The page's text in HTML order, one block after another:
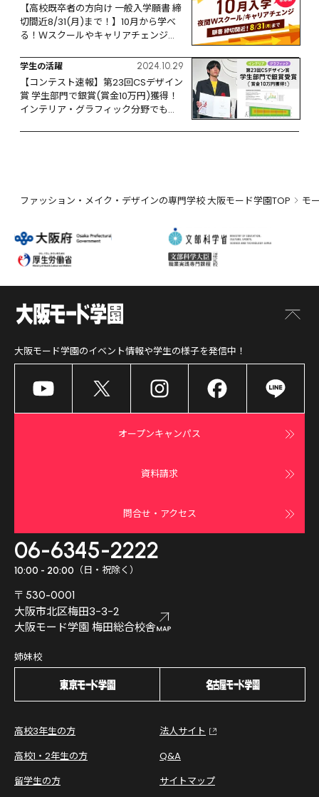
【高校既卒者の方向け 一般入学願書 締
切間近8/31(月)まで！】10月から学べ
る！Ｗスクールやキャリアチェンジな
学生の活躍 2024.10.29
【コンテスト速報】第23回CSデザイン
賞 学生部門で銀賞(賞金10万円)獲得！
インテリア・グラフィック分野でも活
ファッション・メイク・デザインの専門学校 大阪モード学園TOP モ
大阪モード学園のイベント情報や学生の様子を発信中！
オープンキャンパス
資料請求
問合せ・アクセス
06-6345-2222
10:00 - 20:00 （日・祝除く）
〒530-0001
大阪市北区梅田3-3-2
大阪モード学園 梅田総合校舎
姉妹校
高校3年生の方
高校1・2年生の方
留学生の方
法人サイト
Q&A
サイトマップ